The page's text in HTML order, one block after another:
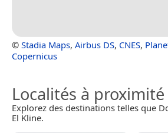
© Stadia Maps, Airbus DS, CNES,
Copernicus
Localités à proximité
Explorez des destinations telles que
El Kline.